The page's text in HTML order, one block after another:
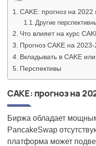
CAKE: прогноз на 2022
Другие
Что влияет на курс
Прогноз CAKE на
Вкладывать в CAKE
Перспективы
CAKE: прогноз на
Биржа обладает
PancakeSwap
платформа может